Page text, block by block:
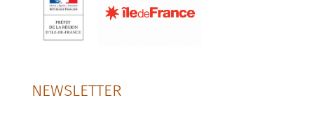
NEWSLETTER